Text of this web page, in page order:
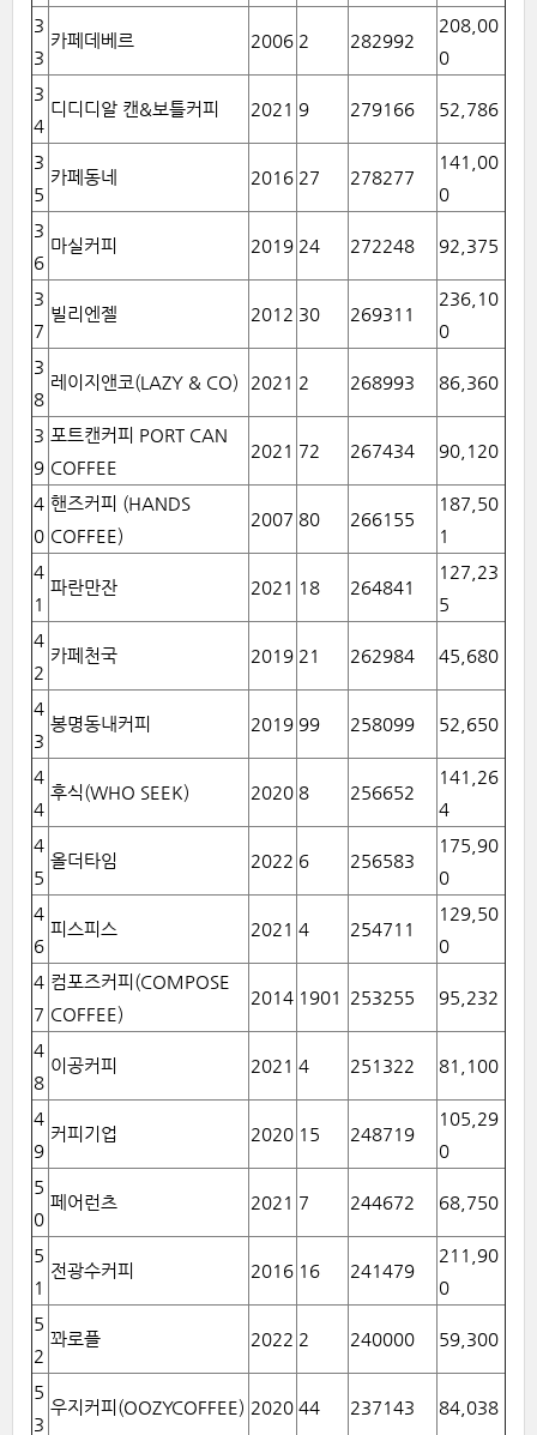
3
3
카페데베르 2006 2 282992
208,00
0
3
4
디디디알 캔&보틀커피 2021 9 279166 52,786
3
5
카페동네 2016 27 278277
141,00
0
3
6
마실커피 2019 24 272248 92,375
3
7
빌리엔젤 2012 30 269311
236,10
0
3
8
레이지앤코(LAZY & CO) 2021 2 268993 86,360
3
9
포트캔커피 PORT CAN
COFFEE
2021 72 267434 90,120
4
0
핸즈커피 (HANDS
COFFEE)
2007 80 266155
187,50
1
4
1
파란만잔 2021 18 264841
127,23
5
4
2
카페천국 2019 21 262984 45,680
4
3
봉명동내커피 2019 99 258099 52,650
4
4
후식(WHO SEEK) 2020 8 256652
141,26
4
4
5
올더타임 2022 6 256583
175,90
0
4
6
피스피스 2021 4 254711
129,50
0
4
7
컴포즈커피(COMPOSE
COFFEE)
2014 1901 253255 95,232
4
8
이공커피 2021 4 251322 81,100
4
9
커피기업 2020 15 248719
105,29
0
5
0
페어런츠 2021 7 244672 68,750
5
1
전광수커피 2016 16 241479
211,90
0
5
2
꽈로플 2022 2 240000 59,300
5
3
우지커피(OOZYCOFFEE) 2020 44 237143 84,038